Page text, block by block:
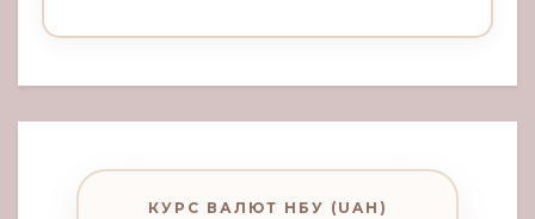
КУРС ВАЛЮТ НБУ (UAH)